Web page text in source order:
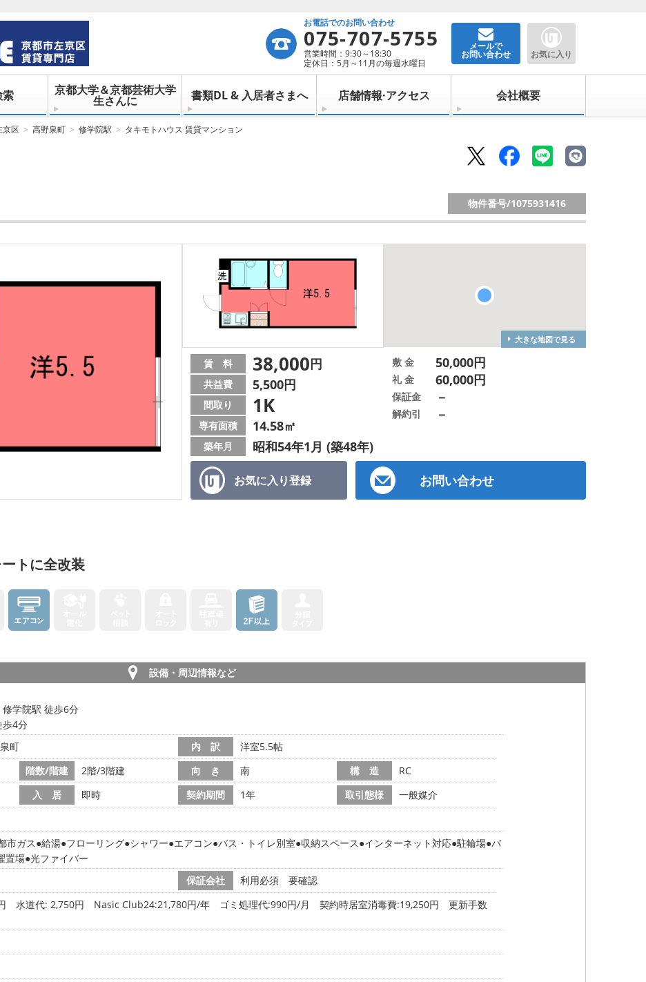
お電話でのお問い合わせ
075-707-5755
営業時間：9:30～18:30
定休日：5月～11月の毎週水曜日
メールで
お問い合わせ お気に入り
京都大学＆京都芸術大学
生さんに 書類DL & 入居者さまへ 店舗情報·アクセス 会社概要
京区 高野泉町 修学院駅 タキモトハウス 賃貸マンション
物件番号/1075931416
大きな地図で見る
お気に入り登録 お問い合わせ
賃 料 38,000円
共益費 5,500円
間取り 1K
専有面積 14.58㎡
築年月 昭和54年1月 (築48年)
敷 金 50,000円
礼 金 60,000円
保証金 －
解約引 －
トに全改装
設備・周辺情報など
学院駅 徒歩6分
歩4分
町 内 訳
洋室5.5帖
階数/階建 2階/3階建 向 き 南 構 造
RC
入 居 即時 契約期間 1年 取引態様
一般媒介
市ガス 給湯 フローリング シャワー エアコン バス・トイレ別室 収納スペース インターネット対応 駐輪場 バ
置場 光ファイバー
保証会社
利用必須 要確認
水道代: 2,750円
Nasic Club24:21,780円/年 ゴミ処理代:990円/月 契約時居室消毒費:19,250円 更新手数